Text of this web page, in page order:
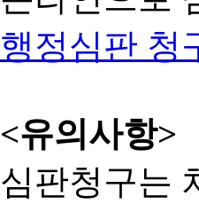
행정심판 청
<유의사항>
심판청구는